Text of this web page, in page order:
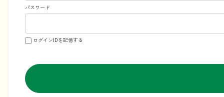
パスワード
ログインIDを記憶する